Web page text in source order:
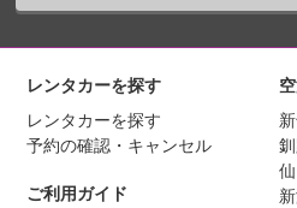
レンタカーを探す
レンタカーを探す
予約の確認・キャンセル
ご利用ガイド